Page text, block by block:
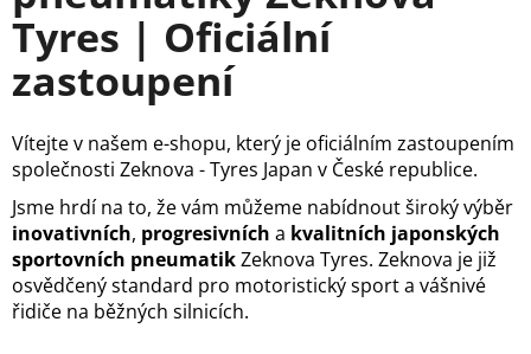
r
t
o
v
n
í
p
n
a
j
í
?
HLEDAT
Tyres | Oficiální
zastoupení
Vítejte v našem e-shopu, který je oficiálním zastoupením
společnosti Zeknova - Tyres Japan v České republice.
Jsme hrdí na to, že vám můžeme nabídnout široký výběr
inovativních, progresivních a kvalitních japonských
sportovních pneumatikZeknova Tyres. Zeknova je již
osvědčený standard pro motoristický sport a vášnivé
řidiče na běžných silnicích.